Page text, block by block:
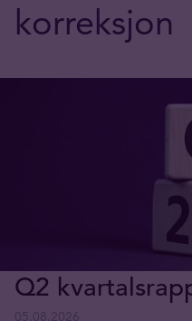
korreksjon
Q2